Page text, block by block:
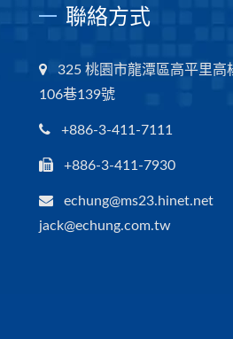
聯絡方式
325 桃園市龍潭區高平里高
106巷139號
+886-3-411-7111
+886-3-411-7930
echung@ms23.hinet.net
jack@echung.com.tw